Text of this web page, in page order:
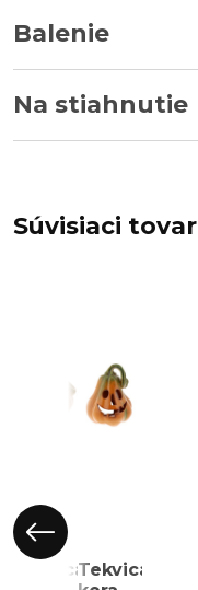
Balenie
Na stiahnutie
Súvisiaci tovar
TekvicaTekvica